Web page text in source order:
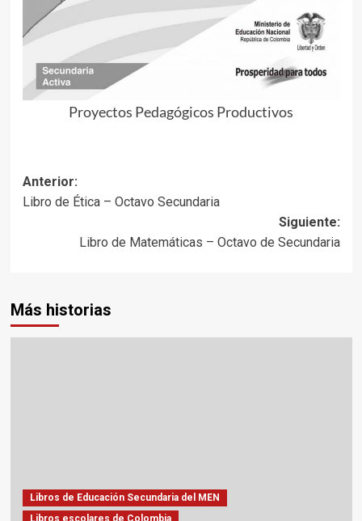
Proyectos Pedagógicos Productivos
Navegación
de
entradas
Anterior:
Libro de Ética – Octavo Secundaria
Siguiente:
Libro de Matemáticas – Octavo de Secundaria
Más historias
Libros de Educación Secundaria del MEN
Libros escolares de Colombia